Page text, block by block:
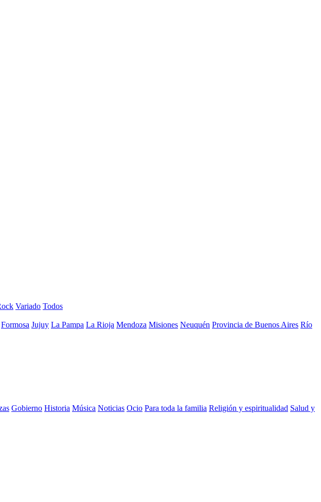
Variado Todos
Formosa Jujuy La Pampa La Rioja Mendoza Misiones Neuquén Provincia de Buenos Aires Río
Gobierno Historia Música Noticias Ocio Para toda la familia Religión y espiritualidad Salud y